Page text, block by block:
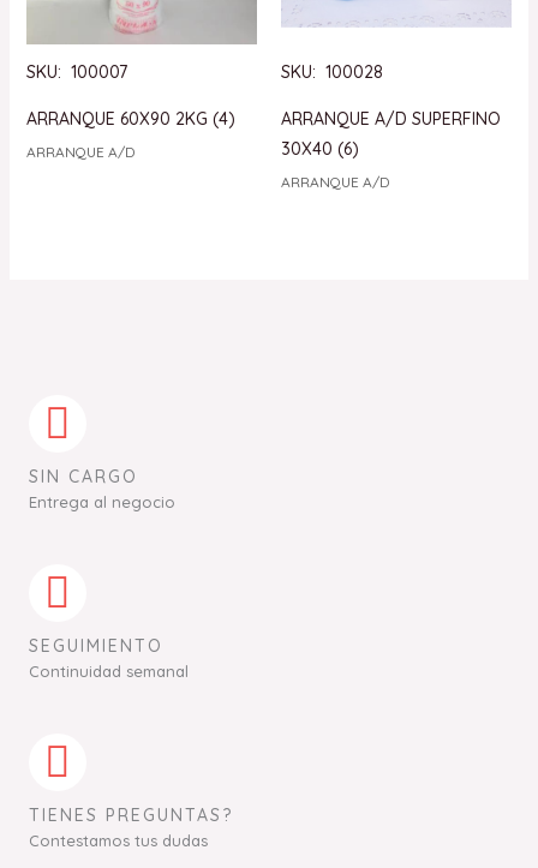
SKU: 100007
ARRANQUE 60X90 2KG (4)
ARRANQUE A/D
SKU: 100028
ARRANQUE A/D SUPERFINO
30X40 (6)
ARRANQUE A/D
SIN CARGO
Entrega al negocio
SEGUIMIENTO
Continuidad semanal
TIENES PREGUNTAS?
Contestamos tus dudas